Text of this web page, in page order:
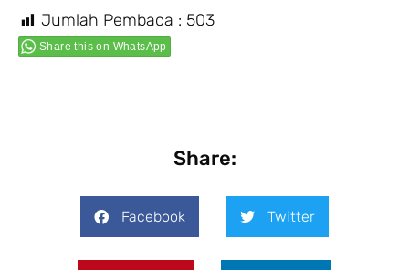
Jumlah Pembaca : 503
Share this on WhatsApp
Share:
Facebook Twitter